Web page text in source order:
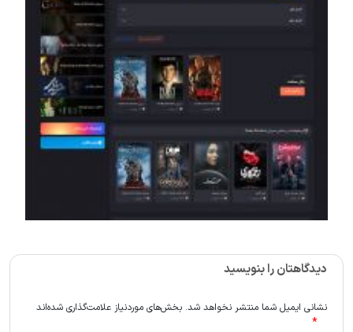
دیدگاهتان را بنویسید
نشانی ایمیل شما منتشر نخواهد شد. بخش‌های موردنیاز علامت‌گذاری شده‌اند
*